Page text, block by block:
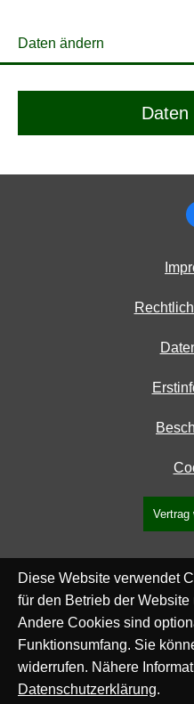
Daten ändern
Daten
Vertrag
Diese Website verwendet
für den Betrieb der
Andere Cookies sind
Funktionsumfang. Sie
widerrufen. Nähere
Datenschutzerklärung.